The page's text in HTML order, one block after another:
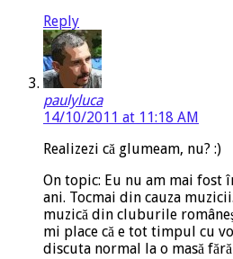
Reply
paulyluca
14/10/2011 at 11:18 AM
Realizezi că glumeam, nu? :)
On topic: Eu nu am mai fost
ani. Tocmai din cauza
muzică din cluburile
mi place că e tot timpul cu
discuta normal la o masă